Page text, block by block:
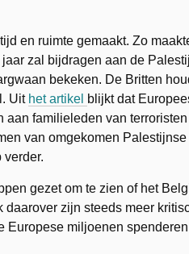
en ruimte gemaakt. Zo
zal bijdragen aan de
bekeken. De Britten
Uit het artikel blijkt dat
aan familieleden van
van omgekomen
verder.
gezet om te zien of het
daarover zijn steeds meer
Europese miljoenen